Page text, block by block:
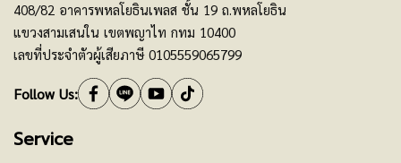
408/82 อาคารพหลโยธินเพลส ชั้น 19 ถ.พหลโยธิน
แขวงสามเสนใน เขตพญาไท กทม 10400
เลขที่ประจำตัวผู้เสียภาษี 0105559065799
Follow Us:
Service